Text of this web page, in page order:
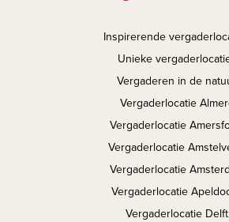
Inspirerende
Unieke
Vergaderen in de
Vergaderlocatie
Vergaderlocatie
Vergaderlocatie
Vergaderlocatie
Vergaderlocatie
Vergaderlocatie Delft